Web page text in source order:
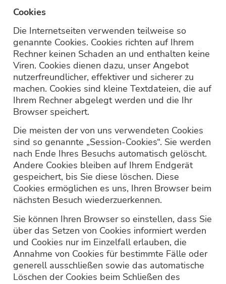
Cookies
Die Internetseiten verwenden teilweise so
genannte Cookies. Cookies richten auf Ihrem
Rechner keinen Schaden an und enthalten keine
Viren. Cookies dienen dazu, unser Angebot
nutzerfreundlicher, effektiver und sicherer zu
machen. Cookies sind kleine Textdateien, die auf
Ihrem Rechner abgelegt werden und die Ihr
Browser speichert.
Die meisten der von uns verwendeten Cookies
sind so genannte „Session-Cookies“. Sie werden
nach Ende Ihres Besuchs automatisch gelöscht.
Andere Cookies bleiben auf Ihrem Endgerät
gespeichert, bis Sie diese löschen. Diese
Cookies ermöglichen es uns, Ihren Browser beim
nächsten Besuch wiederzuerkennen.
Sie können Ihren Browser so einstellen, dass Sie
über das Setzen von Cookies informiert werden
und Cookies nur im Einzelfall erlauben, die
Annahme von Cookies für bestimmte Fälle oder
generell ausschließen sowie das automatische
Löschen der Cookies beim Schließen des